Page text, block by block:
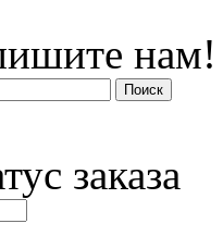
нам!
заказа